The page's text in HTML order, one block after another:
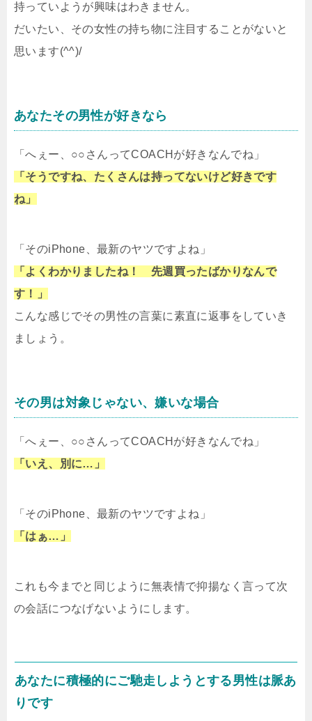
持っていようが興味はわきません。
だいたい、その女性の持ち物に注目することがないと
思います(^^)/
あなたその男性が好きなら
「へぇー、○○さんってCOACHが好きなんでね」
「そうですね、たくさんは持ってないけど好きです
ね」
「そのiPhone、最新のヤツですよね」
「よくわかりましたね！ 先週買ったばかりなんで
す！」
こんな感じでその男性の言葉に素直に返事をしていき
ましょう。
その男は対象じゃない、嫌いな場合
「へぇー、○○さんってCOACHが好きなんでね」
「いえ、別に…」
「そのiPhone、最新のヤツですよね」
「はぁ…」
これも今までと同じように無表情で抑揚なく言って次
の会話につなげないようにします。
あなたに積極的にご馳走しようとする男性は脈あ
りです